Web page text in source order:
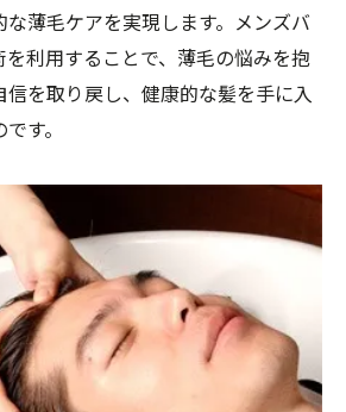
ンプーとトリートメント
整える方法
よるスカルプケア
マッサージ
バーの特別メニュー
のための定期ケア
ズバーバーでプロの手に委ねよ
ッショナルなケアの必要性
バーの信頼性
な薄毛ケアを実現します。メンズバ
を利用することで、薄毛の悩みを抱
信を取り戻し、健康的な髪を手に入
す。